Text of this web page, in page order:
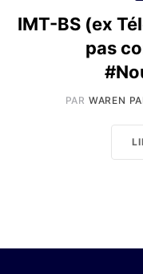
IMT-BS (ex
pas
PAR WAREN